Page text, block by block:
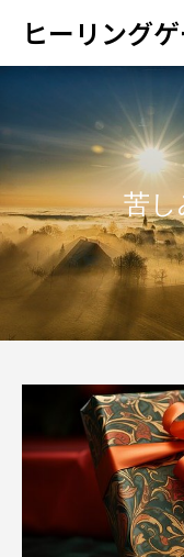
ヒーリング
苦し